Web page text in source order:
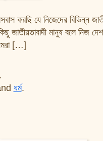
করছি যে নিজেদের বিভিন্ন
জাতীয়তাবাদী মানুষ বলে নিজ
[…]
ধর্ম.
এক মারাত্মক ব্যাধি